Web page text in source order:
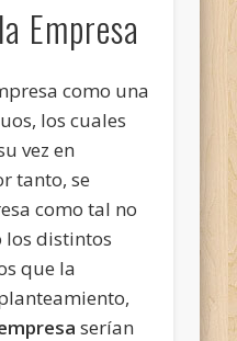
Empresa
como una
los cuales
vez en
tanto, se
como tal no
los distintos
que la
serían